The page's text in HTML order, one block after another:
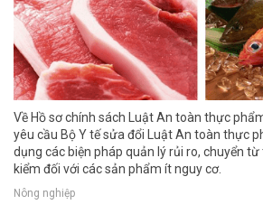
Về Hồ sơ chính sách Luật An toàn thực
yêu cầu Bộ Y tế sửa đổi Luật An toàn thực
dụng các biện pháp quản lý rủi ro, chuyển
kiểm đối với các sản phẩm ít nguy cơ.
Nông nghiệp